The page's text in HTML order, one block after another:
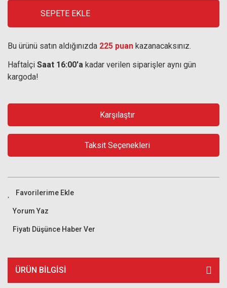
SEPETE EKLE
Bu ürünü satın aldığınızda 225 puan kazanacaksınız.
Haftaİçi Saat 16:00'a kadar verilen siparişler aynı gün
kargoda!
Karşılaştır
Taksit Seçenekleri
Yorum Yaz
Fiyatı Düşünce Haber Ver
ÜRÜN BILGISI